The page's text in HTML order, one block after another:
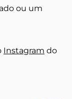
ou um
Instagram do